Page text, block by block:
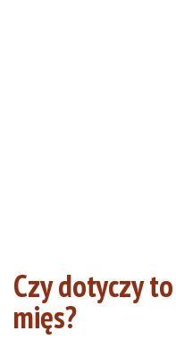
Czy dotyczy
mięs?